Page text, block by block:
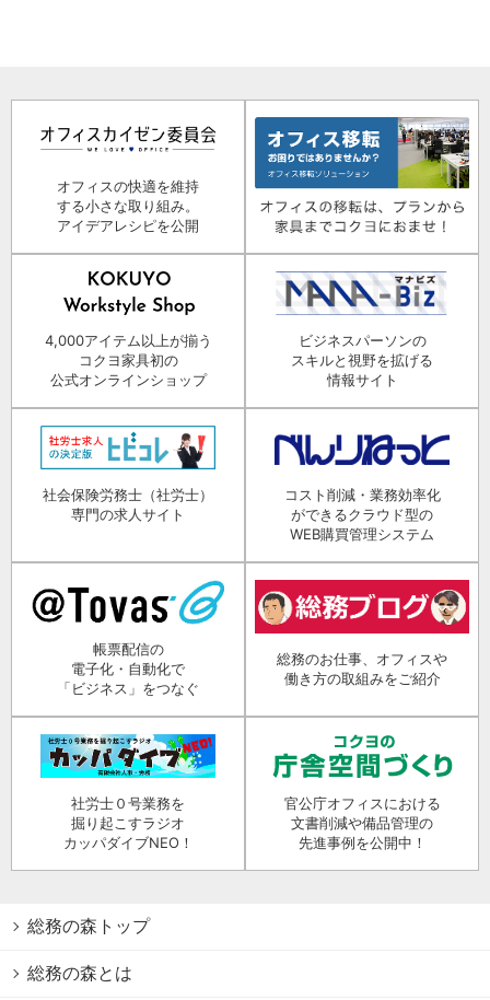
オフィスの快適を維持
する小さな取り組み。
アイデアレシピを公開
4,000アイテム以上が揃う
コクヨ家具初の
公式オンラインショップ
ビジネスパーソンの
スキルと視野を拡げる
情報サイト
社会保険労務士（社労士）
専門の求人サイト
コスト削減・業務効率化
ができるクラウド型の
WEB購買管理システム
帳票配信の
電子化・自動化で
「ビジネス」をつなぐ
総務のお仕事、オフィスや
働き方の取組みをご紹介
社労士０号業務を
掘り起こすラジオ
カッパダイブNEO！
官公庁オフィスにおける
文書削減や備品管理の
先進事例を公開中！
総務の森トップ
総務の森とは